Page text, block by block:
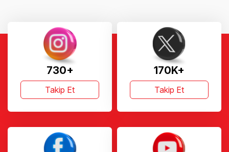
730+
Takip Et
170K+
Takip Et